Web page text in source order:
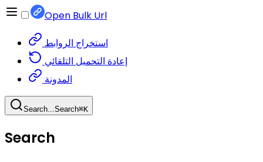
Open Bulk Url
استخراج الروابط
إعادة التحميل التلقائي
المدونة
Search...Search⌘K
Search